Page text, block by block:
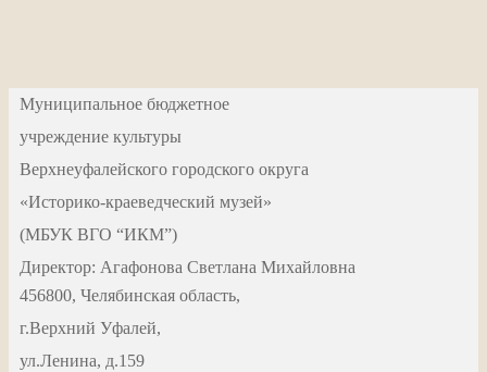
Муниципальное бюджетное
учреждение культуры
Верхнеуфалейского городского округа
«Историко-краеведческий музей»
(МБУК ВГО “ИКМ”)
Директор: Агафонова Светлана Михайловна
456800, Челябинская область,
г.Верхний Уфалей,
ул.Ленина, д.159